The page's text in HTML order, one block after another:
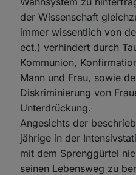
der Wissenschaft
immer wissentlich von
ect.) verhindert durch
Kommunion,
Mann und Frau, sowie
Diskriminierung von
Unterdrückung.
Angesichts der
jährige in der
mit dem Sprenggürtel
seinen Lebensweg zu